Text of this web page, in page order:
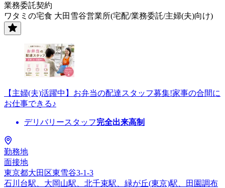
業務委託契約
ワタミの宅食 大田雪谷営業所(宅配/業務委託/主婦(夫)向け)
【主婦(夫)活躍中】お弁当の配達スタッフ募集!家事の合間に
お仕事できる♪
デリバリースタッフ完全出来高制
勤務地
面接地
東京都大田区東雪谷3-1-3
石川台駅、大岡山駅、北千束駅、緑が丘(東京)駅、田園調布